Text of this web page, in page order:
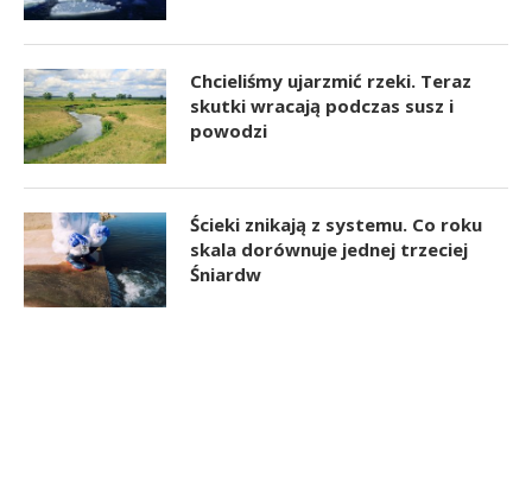
Chcieliśmy ujarzmić rzeki. Teraz
skutki wracają podczas susz i
powodzi
Ścieki znikają z systemu. Co roku
skala dorównuje jednej trzeciej
Śniardw